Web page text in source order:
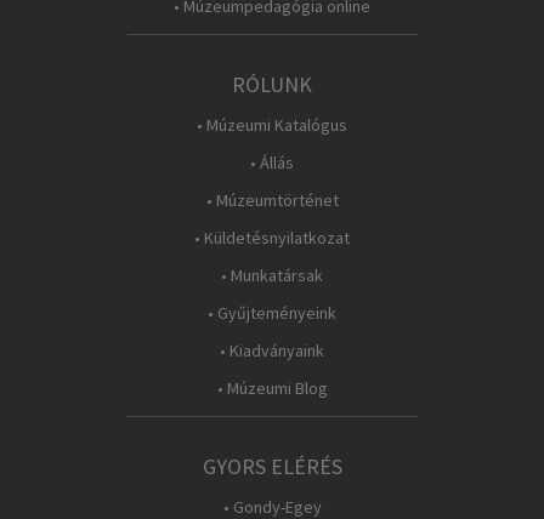
• Múzeumpedagógia online
RÓLUNK
• Múzeumi Katalógus
• Állás
• Múzeumtörténet
• Küldetésnyilatkozat
• Munkatársak
• Gyűjteményeink
• Kiadványaink
• Múzeumi Blog
GYORS ELÉRÉS
• Gondy-Egey